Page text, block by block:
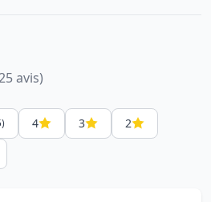
avis)
4 3
2